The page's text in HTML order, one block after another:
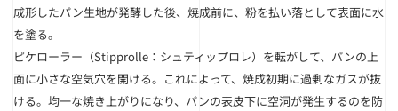
成形したパン生地が発酵した後、焼成前に、粉を払い落として表面に水
を塗る。
ピケローラー（Stipprolle：シュティップロレ）を転がして、パンの上
面に小さな空気穴を開ける。これによって、焼成初期に過剰なガスが抜
ける。均一な焼き上がりになり、パンの表皮下に空洞が発生するのを防